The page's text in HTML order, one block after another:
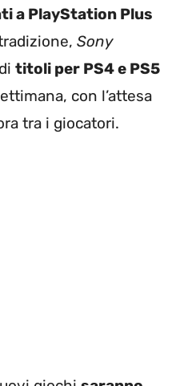
a PlayStation Plus
Sony
titoli per PS4 e PS5
con l’attesa
tra i giocatori.